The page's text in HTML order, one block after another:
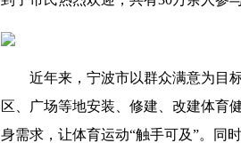
近年来，宁波市以群众满意为目
区、广场等地安装、修建、改建体育
身需求，让体育运动“触手可及”。同